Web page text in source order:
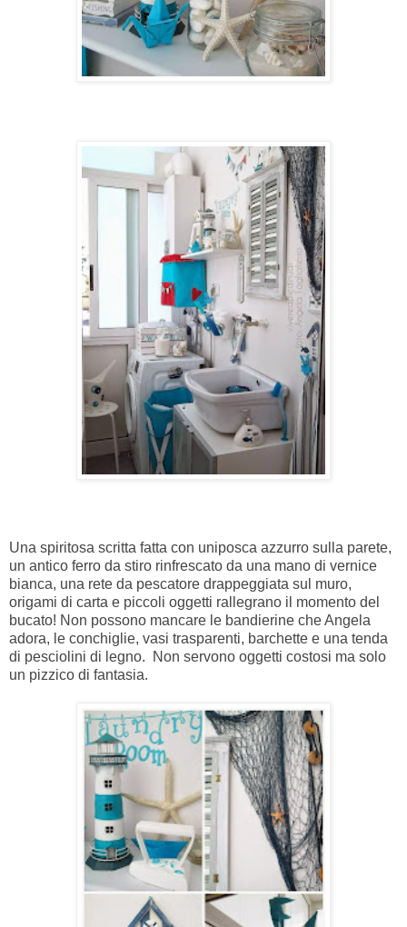
Una spiritosa scritta fatta con uniposca azzurro sulla parete,
un antico ferro da stiro rinfrescato da una mano di vernice
bianca, una rete da pescatore drappeggiata sul muro,
origami di carta e piccoli oggetti rallegrano il momento del
bucato! Non possono mancare le bandierine che Angela
adora, le conchiglie, vasi trasparenti, barchette e una tenda
di pesciolini di legno. Non servono oggetti costosi ma solo
un pizzico di fantasia.